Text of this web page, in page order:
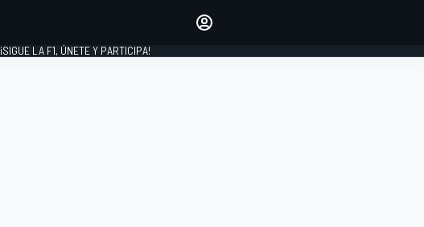
¡SIGUE LA F1, ÚNETE Y PARTICIPA!